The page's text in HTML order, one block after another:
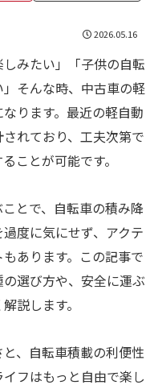
2026.05.16
しみたい」「子供の自転
そんな時、中古車の軽
ります。最近の軽自動
れており、工夫次第で
ことが可能です。
とで、自転車の積み降
度に気にせず、アクテ
あります。この記事で
選び方や、安全に運ぶ
説します。
、自転車積載の利便性
フはもっと自由で楽し